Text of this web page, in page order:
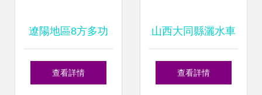
遼陽地區8方多功
能灑水車價格解析
查看詳情
山西大同縣灑水車
購買指南 廠家、價
查看詳情